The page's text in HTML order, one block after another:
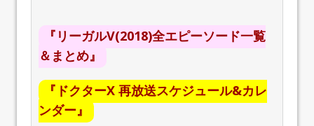
『リーガルV(2018)全エピーソード一覧
＆まとめ』
『ドクターX 再放送スケジュール&カレ
ンダー』